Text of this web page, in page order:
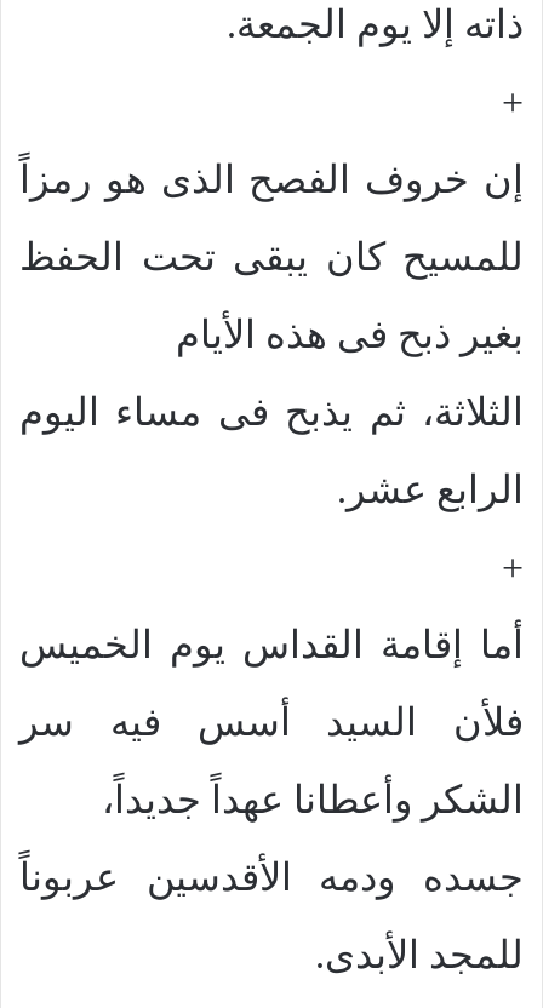
ذاته إلا يوم الجمعة.
+
إن خروف الفصح الذى هو رمزاً
للمسيح كان يبقى تحت الحفظ
بغير ذبح فى هذه الأيام
الثلاثة، ثم يذبح فى مساء اليوم
الرابع عشر.
+
أما إقامة القداس يوم الخميس
فلأن السيد أسس فيه سر
الشكر وأعطانا عهداً جديداً،
جسده ودمه الأقدسين عربوناً
للمجد الأبدى.